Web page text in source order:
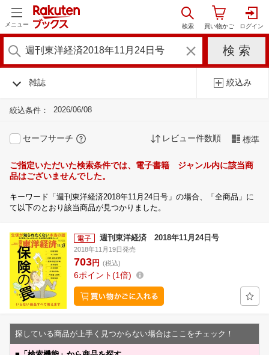
メニュー
雑誌 絞込み
絞込条件： 2026/06/08
セーフサーチ レビュー件数順 標準
ご指定いただいた検索条件では、電子書籍 ジャンル内に該当商
品はございませんでした。
キーワード「週刊東洋経済2018年11月24日号」の場合、「全商品」に
て以下のとおり該当商品が見つかりました。
週刊東洋経済 2018年11月24日号
2018年11月19日発売
703円 (税込)
6ポイント 1倍
探している商品が上手く見つからない場合はここをチェック！